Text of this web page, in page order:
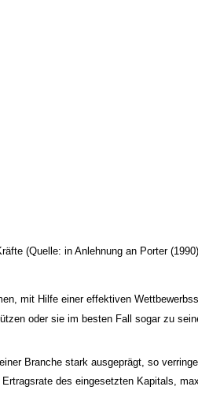
(Quelle: in Anlehnung an Porter
mit Hilfe einer effektiven
oder sie im besten Fall sogar zu
Branche stark ausgeprägt, so
des eingesetzten Kapitals,